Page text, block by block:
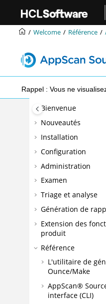
Welcome Référence
Rappel : Vous ne
Bienvenue
Nouveautés
Installation
Configuration
Administration
Examen
Triage et analyse
Génération de
Extension des
produit
Référence
L'utilitaire de
Ounce/Make
AppScan®
interface (CLI)